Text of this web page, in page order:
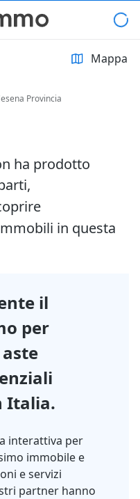
Mappa
Provincia
ha prodotto
in questa
il
per
Italia.
interattiva per
immobile e
e servizi
partner hanno